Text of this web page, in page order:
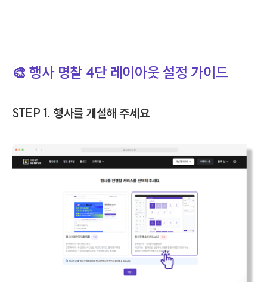
🎨 행사 명찰 4단 레이아웃 설정 가이드
STEP 1. 행사를 개설해 주세요